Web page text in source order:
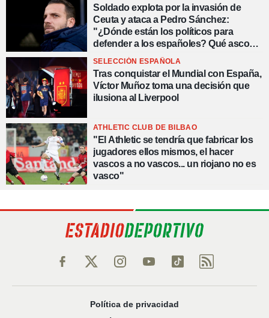
Soldado explota por la invasión de
Ceuta y ataca a Pedro Sánchez:
"¿Dónde están los políticos para
defender a los españoles? Qué asco
dais... ¡Fuerza España!"
SELECCIÓN ESPAÑOLA
Tras conquistar el Mundial con España,
Víctor Muñoz toma una decisión que
ilusiona al Liverpool
ATHLETIC CLUB DE BILBAO
"El Athletic se tendría que fabricar los
jugadores ellos mismos, el hacer
vascos a no vascos... un riojano no es
vasco"
Política de privacidad